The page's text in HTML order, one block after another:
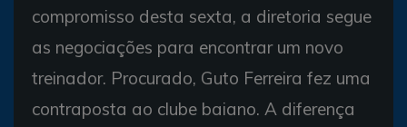
compromisso desta sexta, a diretoria segue
as negociações para encontrar um novo
treinador. Procurado, Guto Ferreira fez uma
contraposta ao clube baiano. A diferença